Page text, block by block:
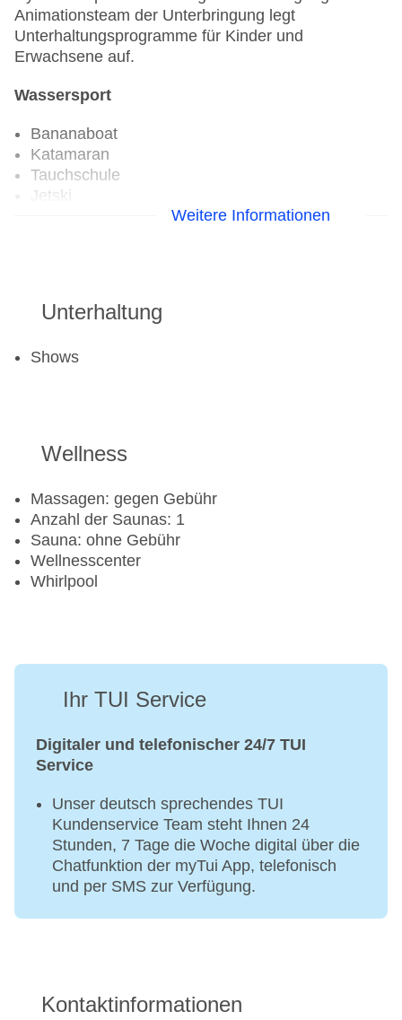
Animationsteam der Unterbringung legt
Unterhaltungsprogramme für Kinder und
Erwachsene auf.
Wassersport
Bananaboat
Katamaran
Tauchschule
Jetski
Segeln: gegen Gebühr
Aerobic
Fitnessraum: ohne Gebühr
Weitere Informationen
Unterhaltung
Shows
Wellness
Massagen: gegen Gebühr
Anzahl der Saunas: 1
Sauna: ohne Gebühr
Wellnesscenter
Whirlpool
Ihr TUI Service
Digitaler und telefonischer 24/7 TUI
Service
Unser deutsch sprechendes TUI
Kundenservice Team steht Ihnen 24
Stunden, 7 Tage die Woche digital über die
Chatfunktion der myTui App, telefonisch
und per SMS zur Verfügung.
Kontaktinformationen